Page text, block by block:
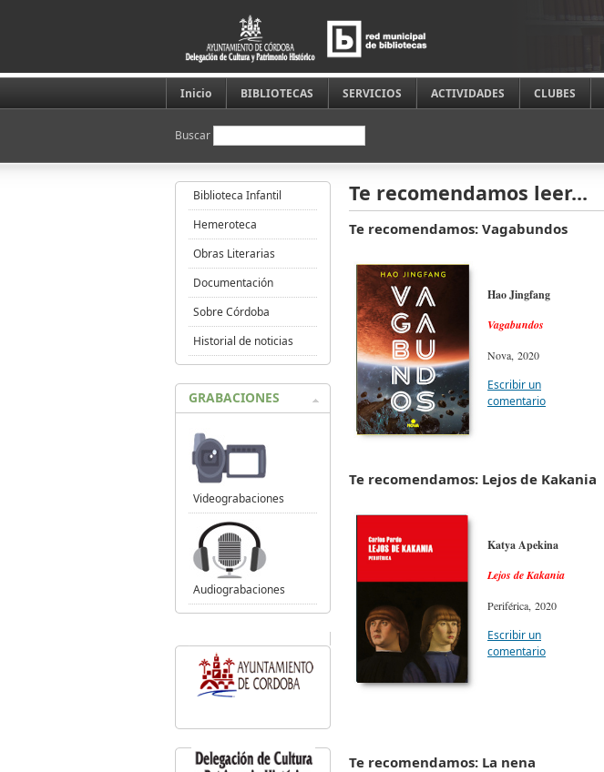
Inicio BIBLIOTECAS SERVICIOS ACTIVIDADES CLUBES
Buscar
Te recomendamos leer...
Te recomendamos: Vagabundos
Hao Jingfang
Vagabundos
Nova, 2020
Escribir un
comentario
Te recomendamos: Lejos de Kakania
Katya Apekina
Lejos de Kakania
Periférica, 2020
Escribir un
comentario
Te recomendamos: La nena
Biblioteca Infantil
Hemeroteca
Obras Literarias
Documentación
Sobre Córdoba
Historial de noticias
GRABACIONES
Videograbaciones
Audiograbaciones